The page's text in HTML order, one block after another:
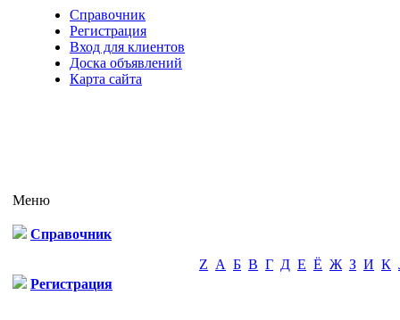
Справочник
Регистрация
Вход для клиентов
Доска объявлений
Карта сайта
Меню
Справочник
Регистрация
Z А Б В Г Д Е Ё Ж З И К